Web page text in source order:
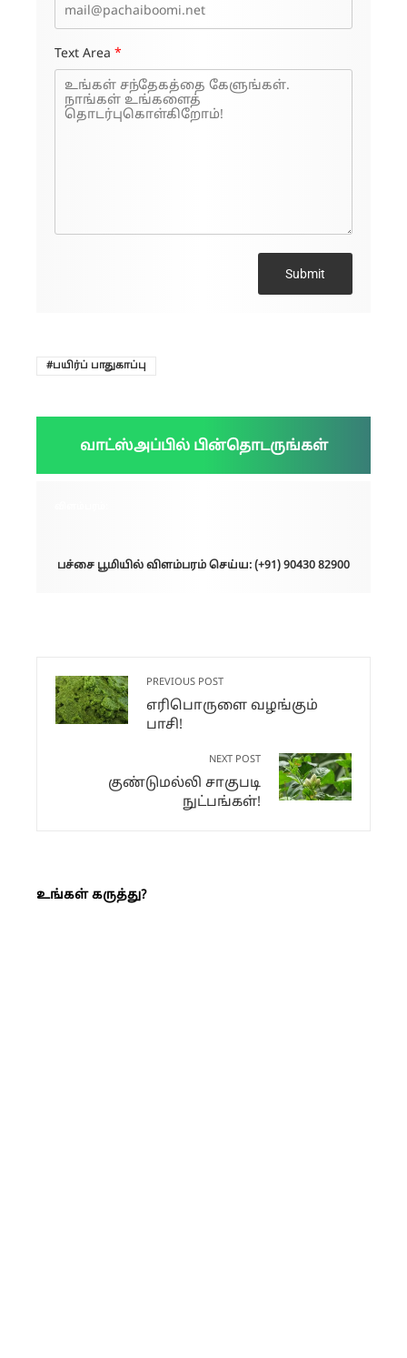
Text Area *
Submit
பயிர்ப் பாதுகாப்பு
வாட்ஸ்அப்பில் பின்தொடருங்கள்
பச்சை பூமியில் விளம்பரம் செய்ய: (+91) 90430 82900
PREVIOUS POST
எரிபொருளை வழங்கும்
பாசி!
NEXT POST
குண்டுமல்லி சாகுபடி
நுட்பங்கள்!
உங்கள் கருத்து?